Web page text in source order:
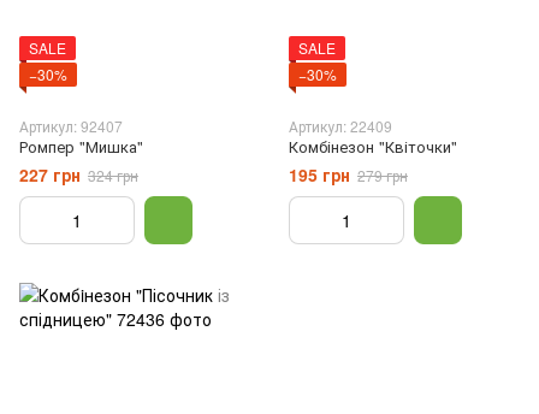
SALE
−30%
Артикул: 92407
Ромпер "Мишка"
227 грн 324 грн
SALE
−30%
Артикул: 22409
Комбінезон "Квіточки"
195 грн 279 грн